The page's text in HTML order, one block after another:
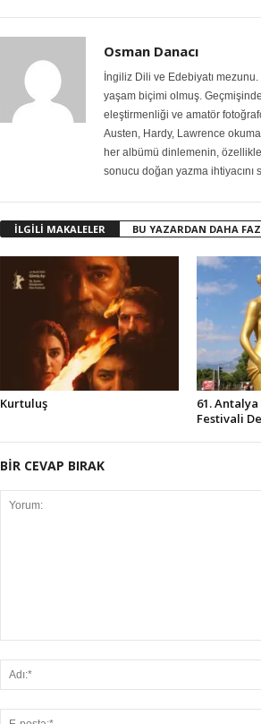
Osman Danacı
İngiliz Dili ve Edebiyatı
yaşam biçimi olmuş.
eleştirmenliği ve amatör
Austen, Hardy, Lawrence
her albümü dinlemenin,
sonucu doğan yazma ihtiyacını
İLGİLİ MAKALELER BU YAZARDAN DAHA
Kurtuluş
61.
Festivali
BİR CEVAP BIRAK